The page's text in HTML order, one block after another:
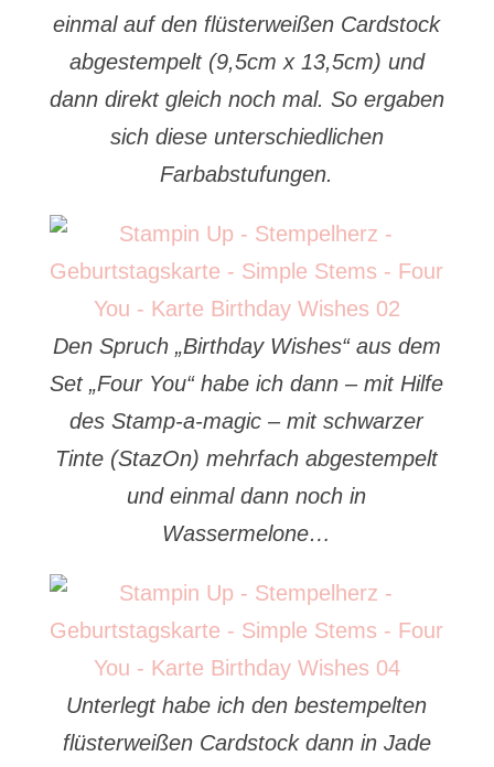
einmal auf den flüsterweißen Cardstock
abgestempelt (9,5cm x 13,5cm) und
dann direkt gleich noch mal. So ergaben
sich diese unterschiedlichen
Farbabstufungen.
Den Spruch „Birthday Wishes“ aus dem
Set „Four You“ habe ich dann – mit Hilfe
des Stamp-a-magic – mit schwarzer
Tinte (StazOn) mehrfach abgestempelt
und einmal dann noch in
Wassermelone…
Unterlegt habe ich den bestempelten
flüsterweißen Cardstock dann in Jade